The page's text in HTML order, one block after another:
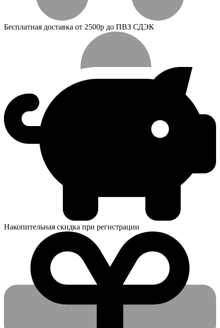
Бесплатная доставка от 2500р до ПВЗ СДЭК
Накопительная скидка при регистрации